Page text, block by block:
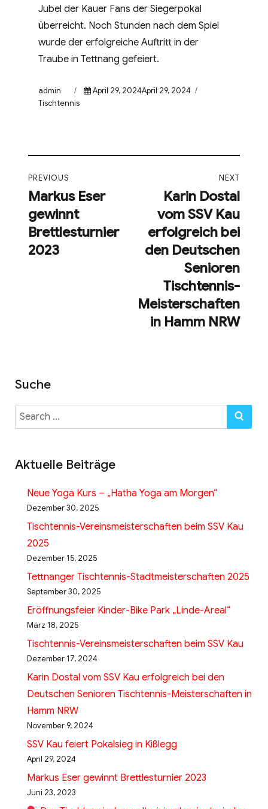
Jubel der Kauer Fans der Siegerpokal
überreicht. Noch Stunden nach dem Spiel
wurde der erfolgreiche Auftritt in der
Traube in Tettnang gefeiert.
Author
admin
Posted
April 29, 2024April 29, 2024
Tischtennis
PREVIOUS
Previous
post:
Markus Eser
gewinnt
Brettlesturnier
2023
NEXT
Karin Dostal
vom SSV Kau
erfolgreich bei
den Deutschen
Senioren
Tischtennis-
Meisterschaften
in Hamm NRW
Suche
Search
for:
Aktuelle Beiträge
Neue Yoga Kurs – „Hatha Yoga am Morgen“
Dezember 30, 2025
Tischtennis-Vereinsmeisterschaften beim SSV Kau
2025
Dezember 15, 2025
Tettnanger Tischtennis-Stadtmeisterschaften 2025
September 30, 2025
Eröffnungsfeier Kinder-Bike Park „Linde-Areal“
März 18, 2025
Tischtennis-Vereinsmeisterschaften beim SSV Kau
Dezember 17, 2024
Karin Dostal vom SSV Kau erfolgreich bei den
Deutschen Senioren Tischtennis-Meisterschaften in
Hamm NRW
November 9, 2024
SSV Kau feiert Pokalsieg in Kißlegg
April 29, 2024
Markus Eser gewinnt Brettlesturnier 2023
Juni 23, 2023